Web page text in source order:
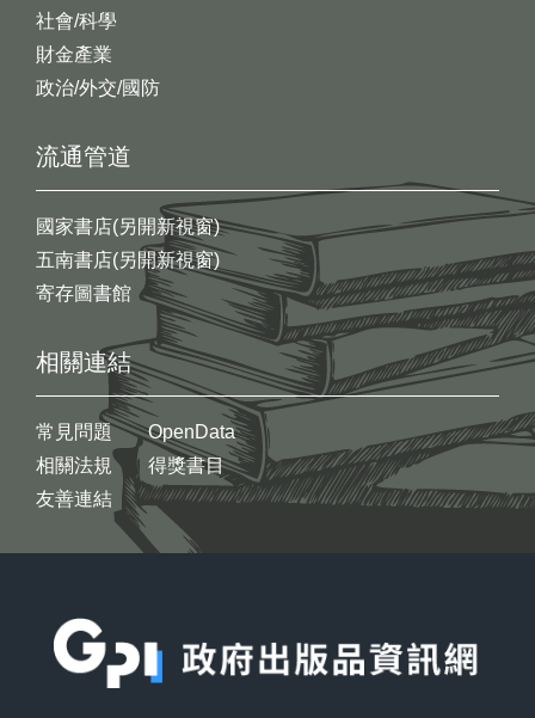
社會/科學
財金產業
政治/外交/國防
流通管道
國家書店(另開新視窗)
五南書店(另開新視窗)
寄存圖書館
相關連結
常見問題
相關法規
友善連結
OpenData
得獎書目